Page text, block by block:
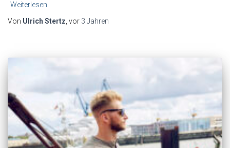
Weiterlesen
Von Ulrich Stertz, vor 3 Jahren